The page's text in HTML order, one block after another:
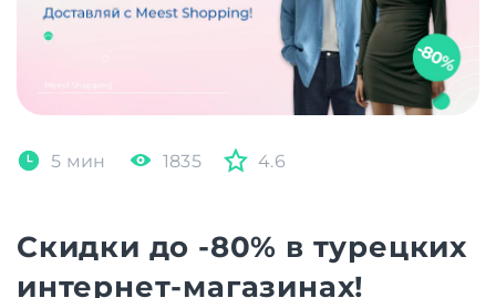
5 мин 1835 4.6
Скидки до -80% в турецких
интернет-магазинах!